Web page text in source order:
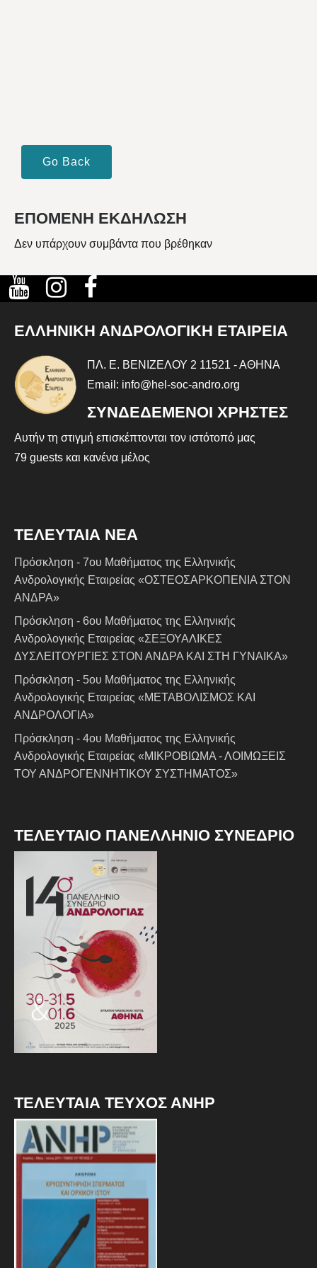
ΕΠΟΜΕΝΗ ΕΚΔΗΛΩΣΗ
Δεν υπάρχουν συμβάντα που βρέθηκαν
Go Back
ΕΛΛΗΝΙΚΗ ΑΝΔΡΟΛΟΓΙΚΗ ΕΤΑΙΡΕΙΑ
ΠΛ. Ε. ΒΕΝΙΖΕΛΟΥ 2 11521 - ΑΘΗΝΑ
Email: info@hel-soc-andro.org
ΣΥΝΔΕΔΕΜΕΝΟΙ ΧΡΗΣΤΕΣ
Αυτήν τη στιγμή επισκέπτονται τον ιστότοπό μας
79 guests και κανένα μέλος
ΤΕΛΕΥΤΑΙΑ ΝΕΑ
Πρόσκληση - 7ου Μαθήματος της Ελληνικής
Ανδρολογικής Εταιρείας «ΟΣΤΕΟΣΑΡΚΟΠΕΝΙΑ ΣΤΟΝ
ΑΝΔΡΑ»
Πρόσκληση - 6ου Μαθήματος της Ελληνικής
Ανδρολογικής Εταιρείας «ΣΕΞΟΥΑΛΙΚΕΣ
ΔΥΣΛΕΙΤΟΥΡΓΙΕΣ ΣΤΟΝ ΑΝΔΡΑ ΚΑΙ ΣΤΗ ΓΥΝΑΙΚΑ»
Πρόσκληση - 5ου Μαθήματος της Ελληνικής
Ανδρολογικής Εταιρείας «ΜΕΤΑΒΟΛΙΣΜΟΣ ΚΑΙ
ΑΝΔΡΟΛΟΓΙΑ»
Πρόσκληση - 4ου Μαθήματος της Ελληνικής
Ανδρολογικής Εταιρείας «ΜΙΚΡΟΒΙΩΜΑ - ΛΟΙΜΩΞΕΙΣ
ΤΟΥ ΑΝΔΡΟΓΕΝΝΗΤΙΚΟΥ ΣΥΣΤΗΜΑΤΟΣ»
ΤΕΛΕΥΤΑΙΟ ΠΑΝΕΛΛΗΝΙΟ ΣΥΝΕΔΡΙΟ
ΤΕΛΕΥΤΑΙΑ ΤΕΥΧΟΣ ΑΝΗΡ